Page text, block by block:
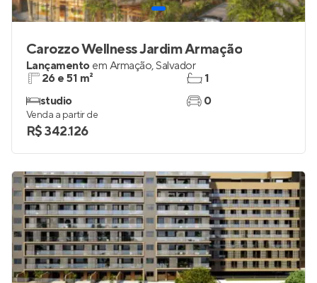
Carozzo Wellness Jardim Armação
Lançamento em Armação,Salvador
26 e 51 m²
studio
1
0
Venda a partir de
R$ 342.126